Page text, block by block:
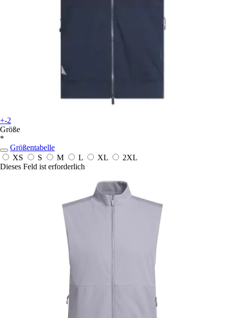
+-2
Größe
*
Größentabelle
XS
S M L XL
2XL
Dieses Feld ist erforderlich